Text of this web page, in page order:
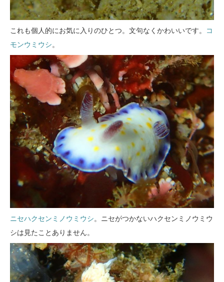
これも個人的にお気に入りのひとつ。文句なくかわいいです。 コ
モンウミウシ。
ニセハクセンミノウミウシ。ニセがつかないハクセンミノウミウ
シは見たことありません。